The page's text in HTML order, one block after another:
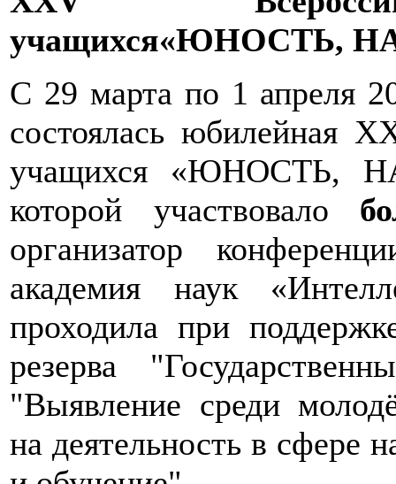
учащихся«ЮНОСТЬ,
С 29 марта по 1 апреля
состоялась юбилейная
учащихся «ЮНОСТЬ,
которой участвовало
организатор
академия наук
проходила при
резерва
"Выявление среди
на деятельность в сфере